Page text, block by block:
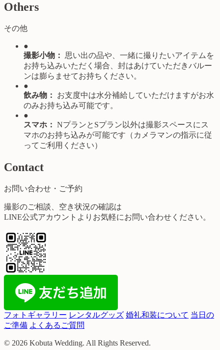
Others
その他
●
撮影小物：
思い出の品や、一緒に撮りたいアイテムを
お持ち込みいただく場合、封はあけていただきバルー
ンは膨らませてお持ちください。
●
飲み物：
お支度中は水分補給していただけますがお水
のみお持ち込み可能です。
●
スマホ： NプランとSプラン以外は撮影スペースにス
マホのお持ち込みが可能です（カメラマンの指示に従
ってご利用ください）
Contact
お問い合わせ・ご予約
撮影のご相談、空き状況の確認は
LINE公式アカウントよりお気軽にお問い合わせください。
フォトギャラリー レンタルグッズ 婚礼和装について 当日の
ご準備 よくあるご質問
© 2026 Kobuta Wedding. All Rights Reserved.